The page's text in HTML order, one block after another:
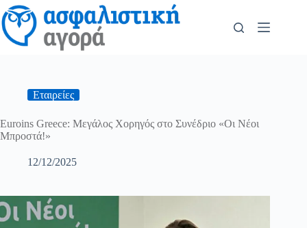
Εταιρείες
Euroins Greece: Μεγάλος Χορηγός στο Συνέδριο «Οι Νέοι
Μπροστά!»
12/12/2025